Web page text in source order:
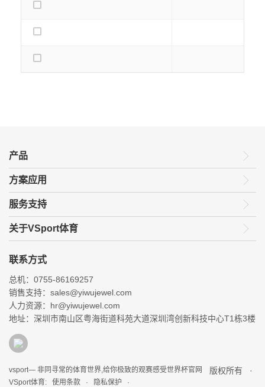
联系方式
总机：0755-86169257
销售支持：sales@yiwujewel.com
人力资源：hr@yiwujewel.com
地址：深圳市南山区粤海街道科苑大道深圳湾创新科技中心T1栋3楼
产品
方案应用
服务支持
关于VSport体育
vsport— 非同寻常的体育世界,给你极致的观赛感受世界杯官网 版权所有 ·
VSport体育: 使用条款 · 隐私保护 ·